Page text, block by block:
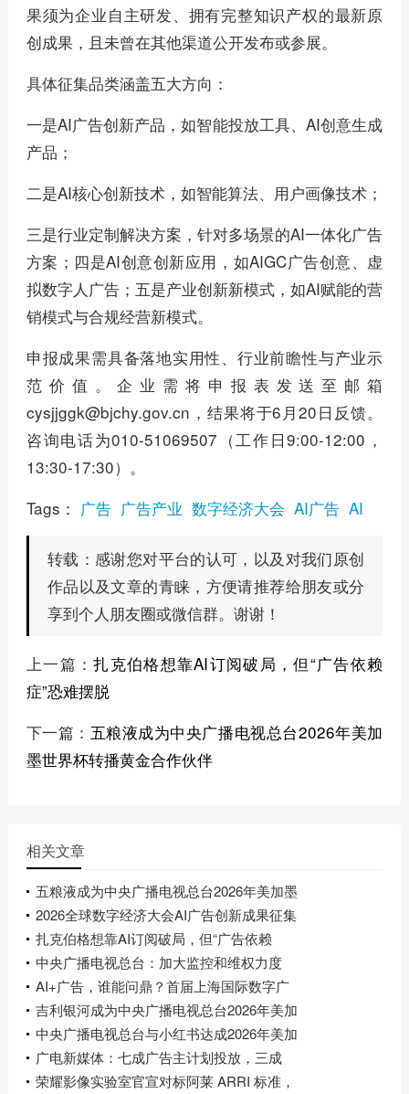
果须为企业自主研发、拥有完整知识产权的最新原
创成果，且未曾在其他渠道公开发布或参展。
具体征集品类涵盖五大方向：
一是AI广告创新产品，如智能投放工具、AI创意生成
产品；
二是AI核心创新技术，如智能算法、用户画像技术；
三是行业定制解决方案，针对多场景的AI一体化广告
方案；四是AI创意创新应用，如AIGC广告创意、虚
拟数字人广告；五是产业创新新模式，如AI赋能的营
销模式与合规经营新模式。
申报成果需具备落地实用性、行业前瞻性与产业示
范价值。企业需将申报表发送至邮箱
cysjjggk@bjchy.gov.cn，结果将于6月20日反馈。
咨询电话为010-51069507（工作日9:00-12:00，
13:30-17:30）。
Tags： 广告 广告产业 数字经济大会 AI广告 AI
转载： 感谢您对平台的认可，以及对我们原创
作品以及文章的青睐，方便请推荐给朋友或分
享到个人朋友圈或微信群。谢谢！
上一篇：扎克伯格想靠AI订阅破局，但“广告依赖
症”恐难摆脱
下一篇： 五粮液成为中央广播电视总台2026年美加
墨世界杯转播黄金合作伙伴
相关文章
五粮液成为中央广播电视总台2026年美加墨
2026全球数字经济大会AI广告创新成果征集
扎克伯格想靠AI订阅破局，但“广告依赖
中央广播电视总台：加大监控和维权力度
AI+广告，谁能问鼎？首届上海国际数字广
吉利银河成为中央广播电视总台2026年美加
中央广播电视总台与小红书达成2026年美加
广电新媒体：七成广告主计划投放，三成
荣耀影像实验室官宣对标阿莱 ARRI 标准，